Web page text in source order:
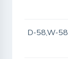
D-58,W-